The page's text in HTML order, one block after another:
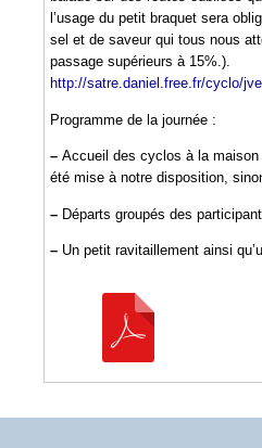
l’usage du petit braquet sera
sel et de saveur qui tous nous
passage supérieurs à 15%.).
http://satre.daniel.free.fr/cyclo/
Programme de la journée :
– Accueil des cyclos à la
été mise à notre disposition,
– Départs groupés des
– Un petit ravitaillement ainsi